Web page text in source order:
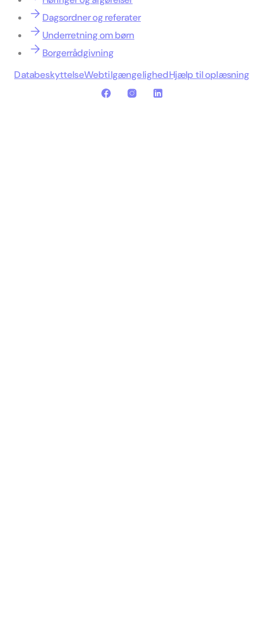
Dagsordner og referater
Underretning om børn
Borgerrådgivning
DatabeskyttelseWebtilgængelighedHjælp til oplæsning